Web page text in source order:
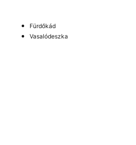
Fürdőkád
Vasalódeszka